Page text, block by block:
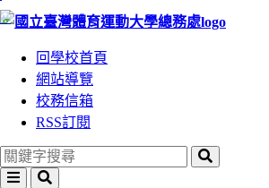
跳
區
塊
跳
區
塊
:::
回學校首頁
網站導覽
校務信箱
RSS訂閱